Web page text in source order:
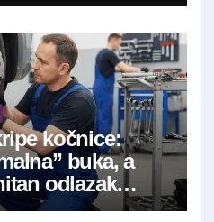
kočnice:
buka, a
odlazak